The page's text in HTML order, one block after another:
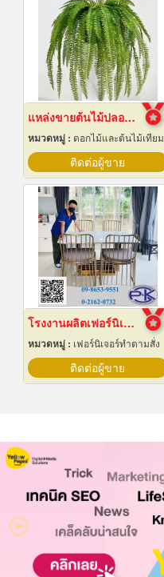
แหล่งขายต้นไม้ปลอมราคาถูก
หมวดหมู่ : ดอกไม้และต้นไม้เทียม
ติดต่อผู้ขาย
โรงงานผลิตเฟอร์นิเจอร์สเตนเลสหรู
หมวดหมู่ : เฟอร์นิเจอร์ทำตามสั่ง
ติดต่อผู้ขาย